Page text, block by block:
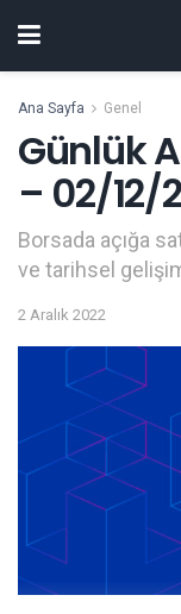
Ana Sayfa Genel
Günlük
– 02/12/
Borsada açığa
ve tarihsel
2 Aralık 2022